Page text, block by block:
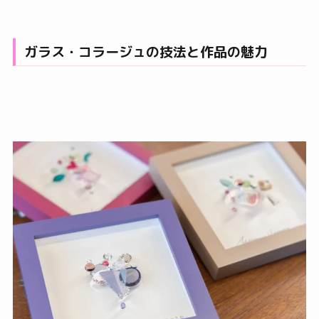
ガラス・コラージュの技法と作品の魅力